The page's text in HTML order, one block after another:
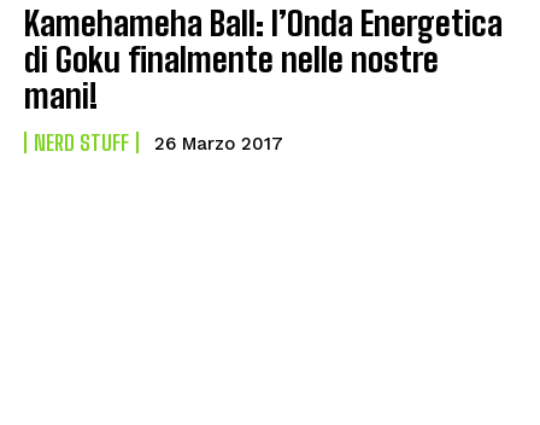
Kamehameha Ball: l’Onda Energetica
di Goku finalmente nelle nostre
mani!
NERD STUFF 26 Marzo 2017